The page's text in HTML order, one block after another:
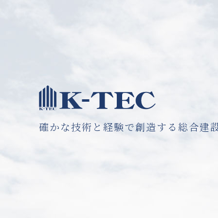
確かな技術と経験で創造する総合建